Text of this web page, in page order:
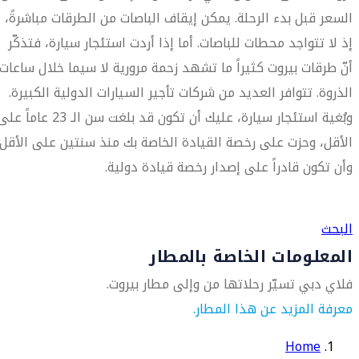
السعر قبل بدء الرحلة. يمكن إيقاف الباصات من الطرقات مباشرةً،
إذ لا تتواجد محطات للباصات. أما إذا أردت استئجار سيارة، فتذكّر
أنّ طرقات بيروت كثيراً ما تشهد زحمة مرورية لا سيما خلال ساعات
الذروة. تتوافر العديد من شركات تأجير السيارات الدولية الكبيرة.
وبُغية استئجار سيارة، عليك أن تكون قد بلغت سن الـ 23
الأقل، وحزت على رخصة القيادة الخاصة بك منذ سنتين على الأقل
وأن تكون قادراً على إصدار رخصة قيادة دولية.
البحث
المعلومات الخاصة بالمطار
فلاي دبي تسيّر رحلاتها من وإلى مطار بيروت.
معرفة المزيد عن هذا المطار.
Home